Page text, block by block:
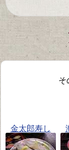
そ
金太郎寿し